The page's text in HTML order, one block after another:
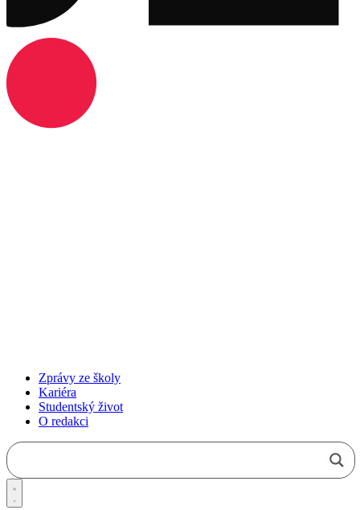
Zprávy ze školy
Kariéra
Studentský život
O redakci